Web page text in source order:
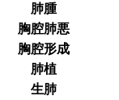
肺腫
胸腔肺悪
胸腔形成
肺植
生肺